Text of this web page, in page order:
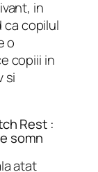
in
copilul
o
copiii in
si
Rest :
somn
atat